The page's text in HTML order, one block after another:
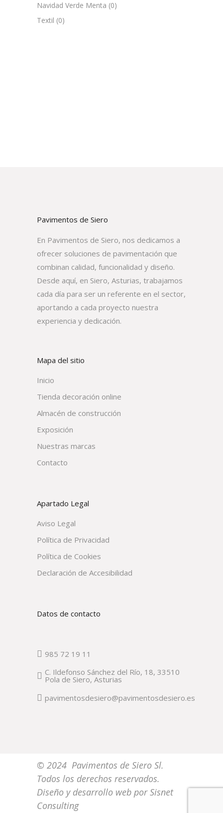
Navidad Verde Menta (0)
Textil (0)
Pavimentos de Siero
En Pavimentos de Siero, nos dedicamos a
ofrecer soluciones de pavimentación que
combinan calidad, funcionalidad y diseño.
Desde aquí, en Siero, Asturias, trabajamos
cada día para ser un referente en el sector,
aportando a cada proyecto nuestra
experiencia y dedicación.
Mapa del sitio
Inicio
Tienda decoración online
Almacén de construcción
Exposición
Nuestras marcas
Contacto
Apartado Legal
Aviso Legal
Política de Privacidad
Política de Cookies
Declaración de Accesibilidad
Datos de contacto
985 72 19 11
C. Ildefonso Sánchez del Río, 18, 33510
Pola de Siero, Asturias
pavimentosdesiero@pavimentosdesiero.es
© 2024 Pavimentos de Siero Sl.
Todos los derechos reservados.
Diseño y desarrollo web porSisnet
Consulting